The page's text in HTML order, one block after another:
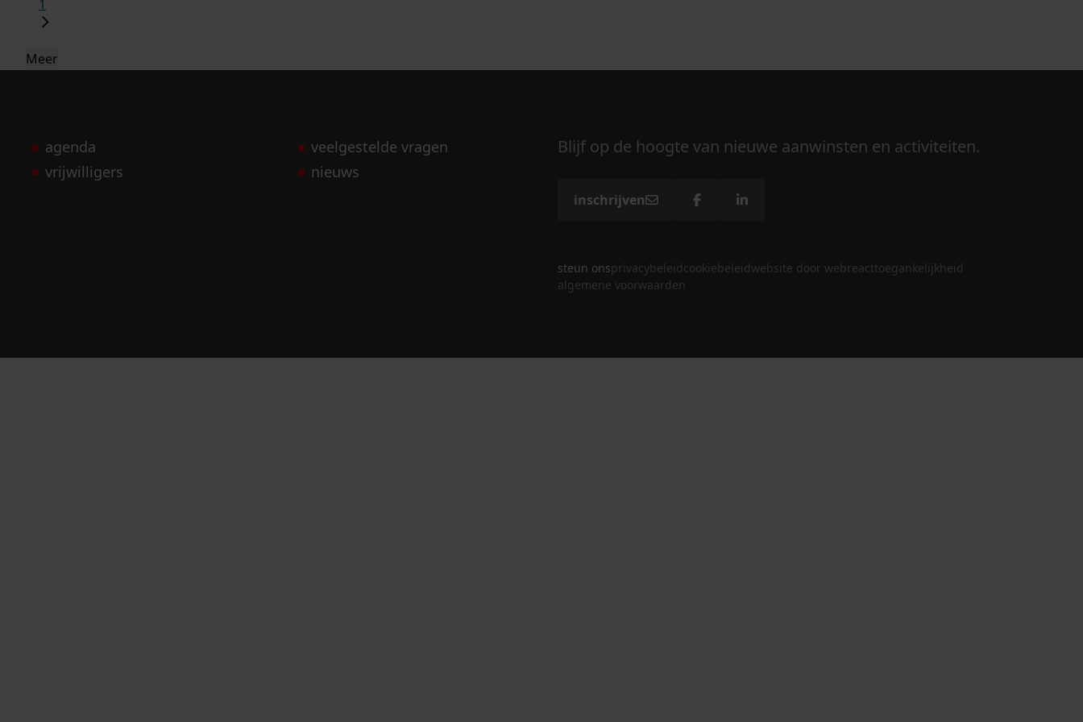
1
Meer
agenda
vrijwilligers
veelgestelde vragen
nieuws
Blijf op de hoogte van nieuwe aanwinsten en activiteiten.
inschrijven
steun onsprivacybeleidcookiebeleidwebsite door webreacttoegankelijkheid
algemene voorwaarden